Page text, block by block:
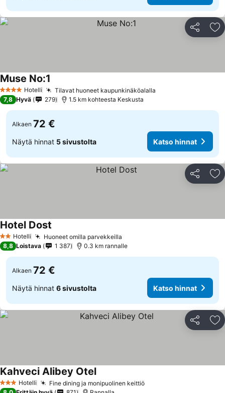
Jaa
4 Tähtiluokitus
Hotelli Tilavat huoneet kaupunkinäköalalla
Muse No:1
7,8 Hyvä 279 1.5 km kohteesta Keskusta
Alkaen 72 €
Näytä hinnat 5 sivustolta Katso hinnat
Jaa
2 Tähtiluokitus
Hotelli Huoneet omilla parvekkeilla
Hotel Dost
8,8 Loistava 1 387 0.3 km rannalle
Alkaen 72 €
Näytä hinnat 6 sivustolta Katso hinnat
Jaa
3 Tähtiluokitus
Hotelli Fine dining ja monipuolinen keittiö
Kahveci Alibey Otel